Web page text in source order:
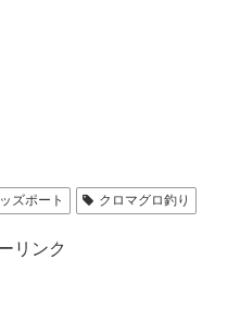
ズポート クロマグロ釣り
リンク